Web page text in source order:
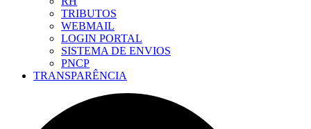
TRIBUTOS
WEBMAIL
LOGIN PORTAL
SISTEMA DE ENVIOS
PNCP
TRANSPARÊNCIA